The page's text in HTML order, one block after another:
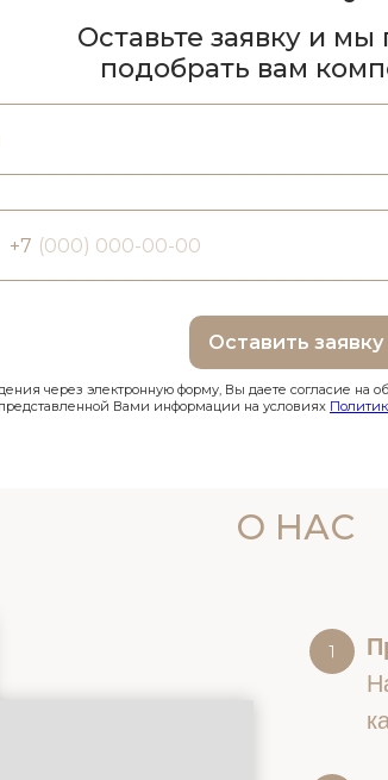
+7
Оставить заявку
Оставьте заявку и
подобрать вам
через электронную форму, Вы даете согласие на
Вами информации на условиях
О НАС